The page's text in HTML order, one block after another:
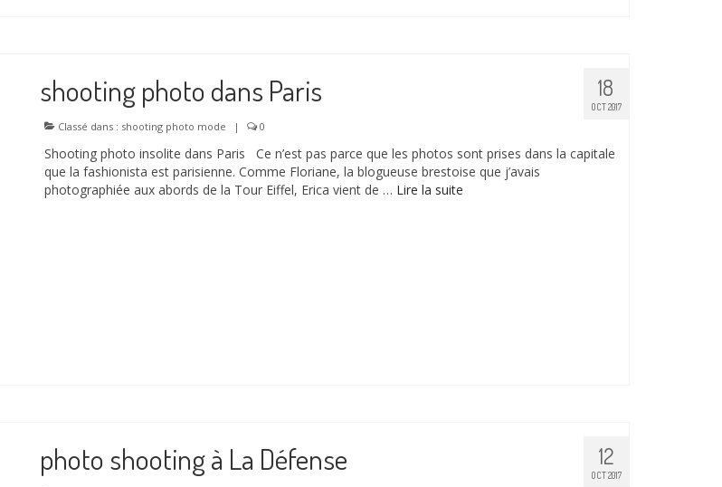
18
OCT 2017
shooting photo dans Paris
Classé dans : shooting photo mode | 0
Shooting photo insolite dans Paris Ce n’est pas parce que les photos sont prises dans la capitale
que la fashionista est parisienne. Comme Floriane, la blogueuse brestoise que j’avais
photographiée aux abords de la Tour Eiffel, Erica vient de … Lire la suite­­
12
OCT 2017
photo shooting à La Défense